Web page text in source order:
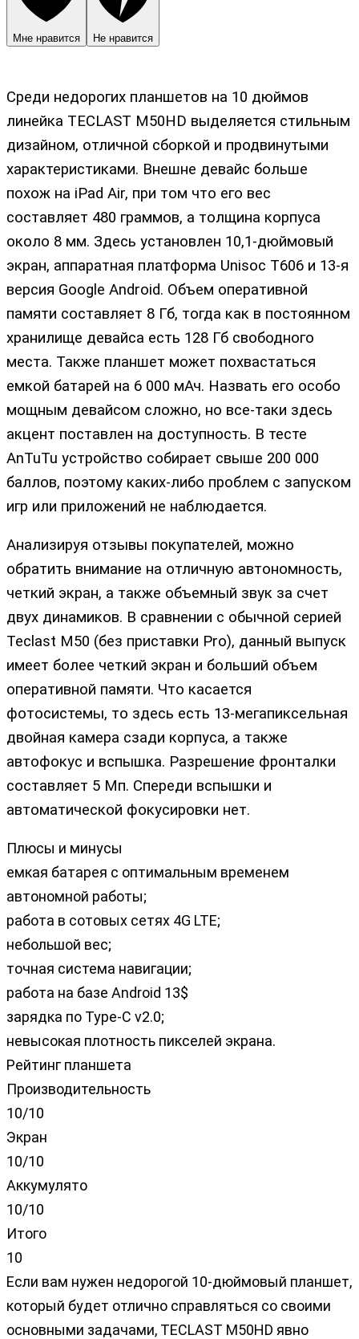
Мне нравится Не нравится
Среди недорогих планшетов на 10 дюймов
линейка TECLAST M50HD выделяется стильным
дизайном, отличной сборкой и продвинутыми
характеристиками. Внешне девайс больше
похож на iPad Air, при том что его вес
составляет 480 граммов, а толщина корпуса
около 8 мм. Здесь установлен 10,1-дюймовый
экран, аппаратная платформа Unisoc T606 и 13-я
версия Google Android. Объем оперативной
памяти составляет 8 Гб, тогда как в постоянном
хранилище девайса есть 128 Гб свободного
места. Также планшет может похвастаться
емкой батарей на 6 000 мАч. Назвать его особо
мощным девайсом сложно, но все-таки здесь
акцент поставлен на доступность. В тесте
AnTuTu устройство собирает свыше 200 000
баллов, поэтому каких-либо проблем с запуском
игр или приложений не наблюдается.
Анализируя отзывы покупателей, можно
обратить внимание на отличную автономность,
четкий экран, а также объемный звук за счет
двух динамиков. В сравнении с обычной серией
Teclast M50 (без приставки Pro), данный выпуск
имеет более четкий экран и больший объем
оперативной памяти. Что касается
фотосистемы, то здесь есть 13-мегапиксельная
двойная камера сзади корпуса, а также
автофокус и вспышка. Разрешение фронталки
составляет 5 Мп. Спереди вспышки и
автоматической фокусировки нет.
Плюсы и минусы
емкая батарея с оптимальным временем
автономной работы;
работа в сотовых сетях 4G LTE;
небольшой вес;
точная система навигации;
работа на базе Android 13$
зарядка по Type-C v2.0;
невысокая плотность пикселей экрана.
Рейтинг планшета
Производительность
10/10
Экран
10/10
Аккумулято
10/10
Итого
10
Если вам нужен недорогой 10-дюймовый планшет,
который будет отлично справляться со своими
основными задачами, TECLAST M50HD явно